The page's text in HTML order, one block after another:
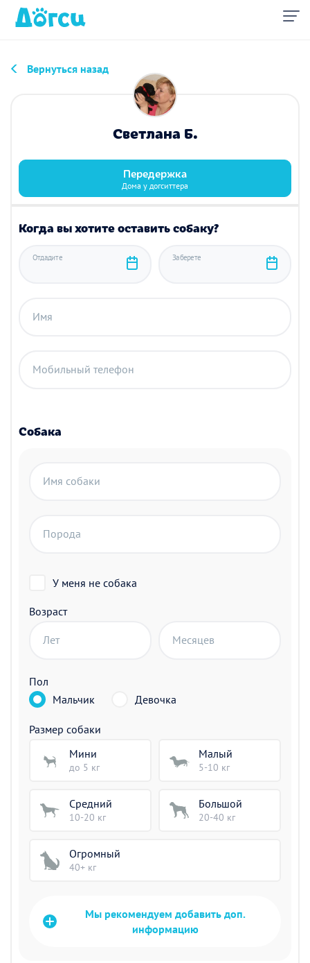
Вернуться назад
Светлана Б.
Передержка
Дома у догситтера
Когда вы хотите оставить собаку?
Отдадите Заберете
Имя
Мобильный телефон
Собака
Имя собаки
Порода
У меня не собака
Возраст
Лет Месяцев
Пол
Мальчик
Девочка
Размер собаки
Мини
до 5 кг
Малый
5-10 кг
Средний
10-20 кг
Большой
20-40 кг
Огромный
40+ кг
Мы рекомендуем добавить доп.
информацию